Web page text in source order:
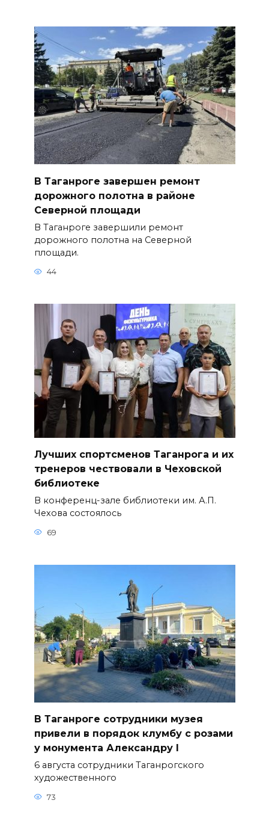
В Таганроге завершен ремонт
дорожного полотна в районе
Северной площади
В Таганроге завершили ремонт
дорожного полотна на Северной
площади.
44
Лучших спортсменов Таганрога и их
тренеров чествовали в Чеховской
библиотеке
В конференц-зале библиотеки им. А.П.
Чехова состоялось
69
В Таганроге сотрудники музея
привели в порядок клумбу с розами
у монумента Александру I
6 августа сотрудники Таганрогского
художественного
73